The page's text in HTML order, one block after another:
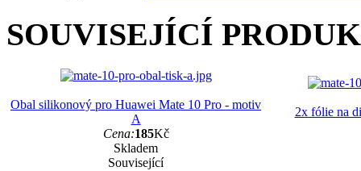
SOUVISEJÍCÍ
Obal silikonový pro Huawei Mate 10 Pro - motiv
A
Cena:185Kč
Skladem
Související
2x fólie na